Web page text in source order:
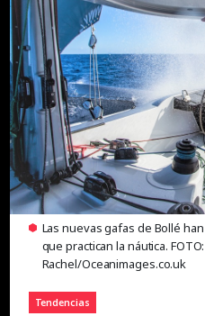
Las nuevas gafas de Bollé
que practican la náutica.
Rachel/Oceanimages.co.uk
Tendencias